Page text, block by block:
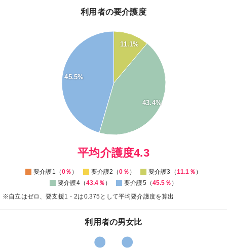
利用者の要介護度
11.1%
43.4%
45.5%
0
平均介護度4.3
要介護1（0％ ） 要介護2（0％ ） 要介護3（11.1％ ）
要介護4（43.4％ ） 要介護5（45.5％ ）
※自立はゼロ、要支援1・2は0.375として平均要介護度を算出
利用者の男女比